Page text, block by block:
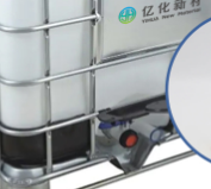
полный
детальные
отчеты по
уже не транзакция, а
Видел,
проигрывали